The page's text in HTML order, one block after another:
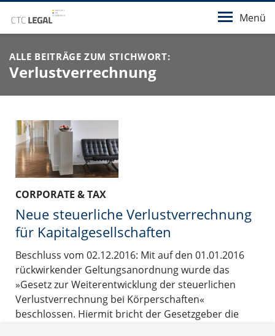
Menü
ALLE BEITRÄGE ZUM STICHWORT:
Verlustverrechnung
CORPORATE & TAX
Neue steuerliche Verlustverrechnung
für Kapitalgesellschaften
Beschluss vom 02.12.2016: Mit auf den 01.01.2016
rückwirkender Geltungsanordnung wurde das
»Gesetz zur Weiterentwicklung der steuerlichen
Verlustverrechnung bei Körperschaften«
beschlossen. Hiermit bricht der Gesetzgeber die